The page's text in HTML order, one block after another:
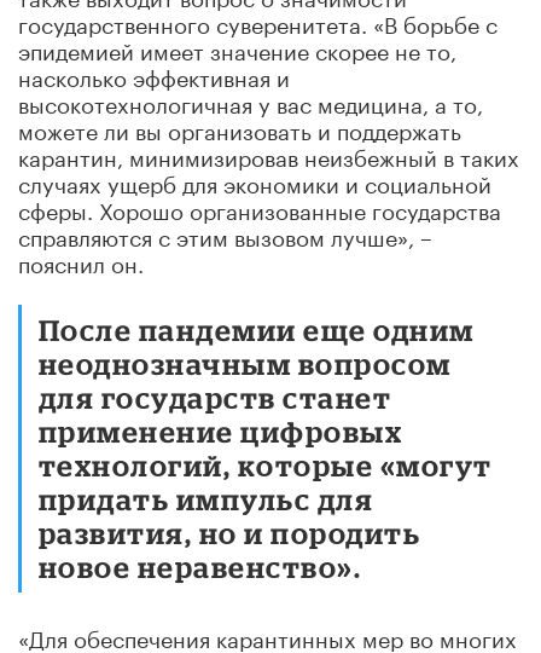
государственного суверенитета. «В борьбе с
эпидемией имеет значение скорее не то,
насколько эффективная и
высокотехнологичная у вас медицина, а то,
можете ли вы организовать и поддержать
карантин, минимизировав неизбежный в таких
случаях ущерб для экономики и социальной
сферы. Хорошо организованные государства
справляются с этим вызовом лучше», –
пояснил он.
После пандемии еще одним
неоднозначным вопросом
для государств станет
применение цифровых
технологий, которые «могут
придать импульс для
развития, но и породить
новое неравенство».
«Для обеспечения карантинных мер во многих